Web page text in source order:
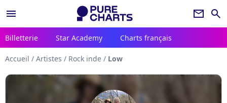
menu newsletter search
Billetterie Star Academy Charts français
Accueil / Artistes / Rock inde / Low